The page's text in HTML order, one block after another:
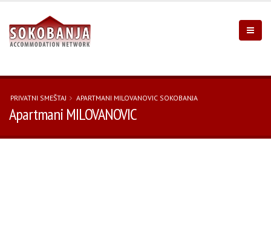
PRIVATNI SMEŠTAJ APARTMANI MILOVANOVIC SOKOBANJA
Apartmani MILOVANOVIC